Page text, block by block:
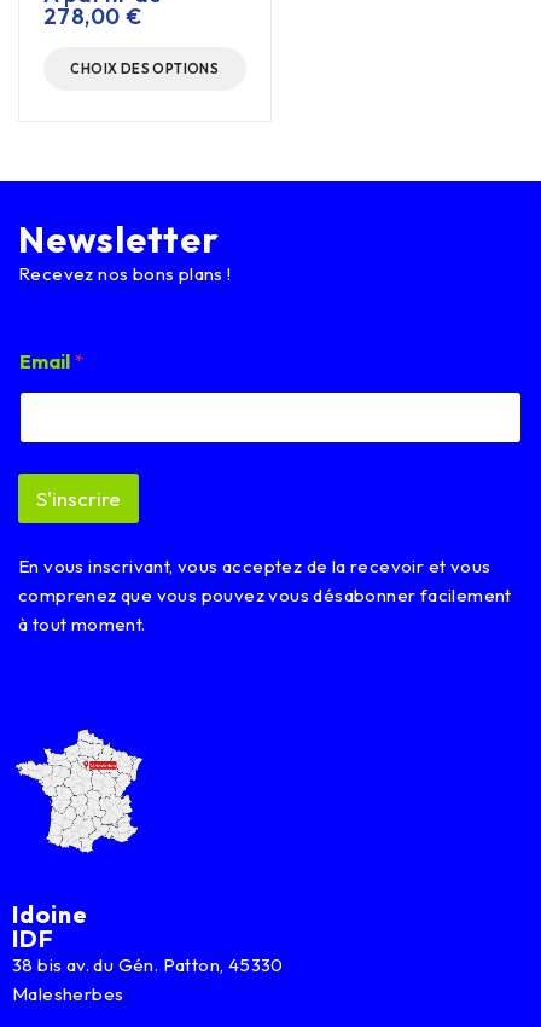
278,00 €
CHOIX DES OPTIONS
Newsletter
Recevez nos bons plans !
m
a
l
m
i
*
Email *
S'inscrire
En vous inscrivant, vous acceptez de la recevoir et vous
comprenez que vous pouvez vous désabonner facilement
à tout moment.
Idoine
IDF
38 bis av. du Gén. Patton, 45330
Malesherbes